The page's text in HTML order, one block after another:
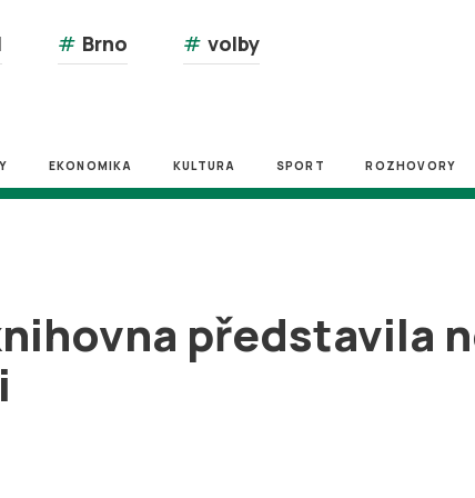
# Brno # volby
EKONOMIKA KULTURA SPORT ROZHOVORY
představila